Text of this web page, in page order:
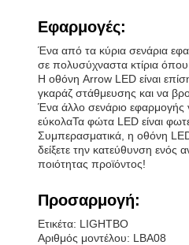
Εφαρμογές:
Ένα από τα κύρια σενάρια
σε πολυσύχναστα κτίρια
Η οθόνη Arrow LED είναι
γκαράζ στάθμευσης και να
Ένα άλλο σενάριο εφαρμογής
εύκολαΤα φώτα LED είναι
Συμπερασματικά, η οθόνη LED
δείξετε την κατεύθυνση
ποιότητας προϊόντος!
Προσαρμογή:
Ετικέτα: LIGHTBO
Αριθμός μοντέλου: LBA08